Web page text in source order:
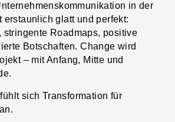
in der
erstaunlich glatt und perfekt:
stringente Roadmaps, positive
Botschaften. Change wird
– mit Anfang, Mitte und
sich Transformation für